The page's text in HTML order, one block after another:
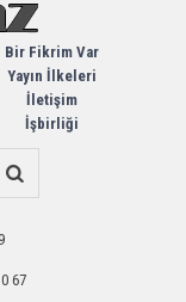
Bir Fikrim Var
Yayın İlkeleri
İletişim
İşbirliği
67